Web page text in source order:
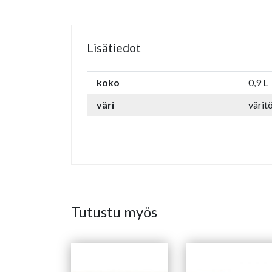
Lisätiedot
koko
0,9 L
väri
Tutustu myös